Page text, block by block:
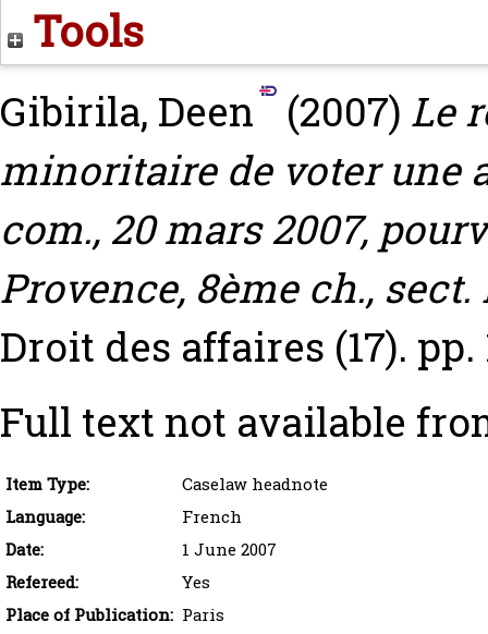
Tools
Gibirila, Deen (2007) Le
minoritaire de voter une
com., 20 mars 2007,
Provence, 8ème ch., sect.
Droit des affaires (17). pp.
Full text not available
Item Type:
Caselaw headnote
Language:
French
Date:
1 June 2007
Refereed:
Yes
Place of Publication: Paris